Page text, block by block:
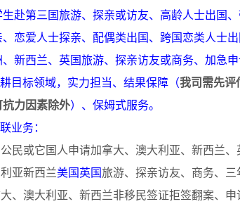
赴第三国旅游、探亲或访友、高龄人士出国
、恋爱人士探亲、配偶类出国、跨国恋类人士
新西兰、英国旅游、 探亲访友或商务、加急
目标领域， 实力担当、 结果保障 （我司需先评
力因素除外） 、 保姆式服务。
业务：
民或它国人申请加拿大、澳大利亚、新西兰
亚新西兰美国英国旅游、探亲访友、商务、
、澳大利亚、新西兰非移民签证拒签翻案、申